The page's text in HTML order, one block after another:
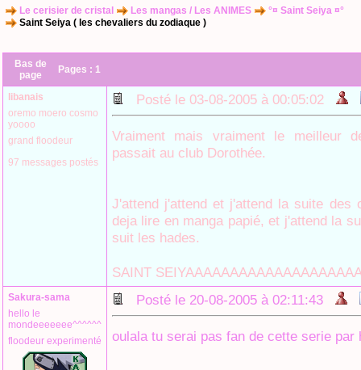
Le cerisier de cristal Les mangas / Les ANIMES
°¤ Saint Seiya ¤°
Saint Seiya ( les chevaliers du zodiaque )
Bas de
page
Pages : 1
libanais
oremo moero cosmo
yoooo
grand floodeur
97 messages postés
Posté le 03-08-2005 à 00:05:02
Vraiment mais vraiment le meilleur
passait au club Dorothée.
J'attend j'attend et j'attend la suite des
deja lire en manga papié, et j'attend la
suit les hades.
SAINT
Sakura-sama
hello le
mondeeeeeee^^^^^^
floodeur experimenté
Posté le 20-08-2005 à 02:11:43
oulala tu serai pas fan de cette serie par